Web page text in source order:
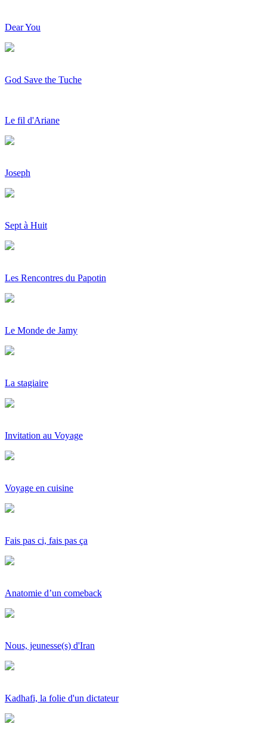
Dear You
God Save the Tuche
Le fil d'Ariane
Joseph
Sept à Huit
Les Rencontres du Papotin
Le Monde de Jamy
La stagiaire
Invitation au Voyage
Voyage en cuisine
Fais pas ci, fais pas ça
Anatomie d’un comeback
Nous, jeunesse(s) d'Iran
Kadhafi, la folie d'un dictateur